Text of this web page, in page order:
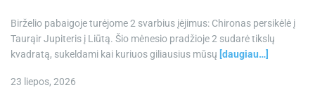
Birželio pabaigoje turėjome 2 svarbius įėjimus: Chironas persikėlė į
Taurąir Jupiteris į Liūtą. Šio mėnesio pradžioje 2 sudarė tikslų
kvadratą, sukeldami kai kuriuos giliausius mūsų [daugiau…]
23 liepos, 2026